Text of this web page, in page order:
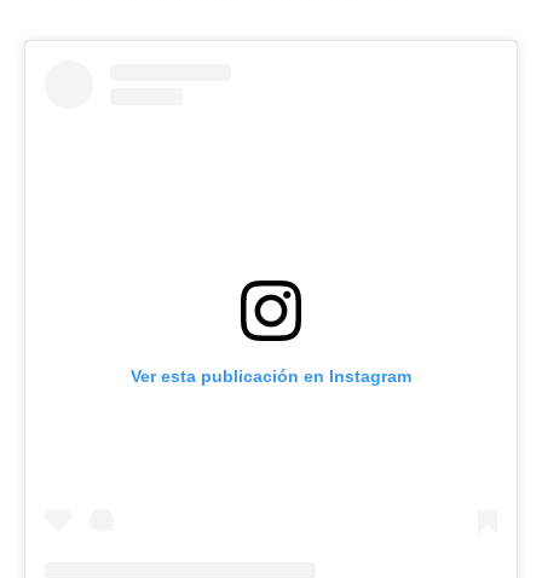
Ver esta publicación en Instagram